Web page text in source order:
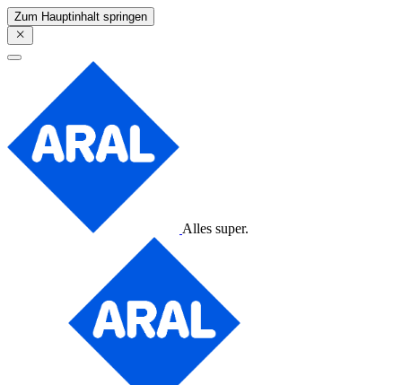
Zum Hauptinhalt springen
Alles super.